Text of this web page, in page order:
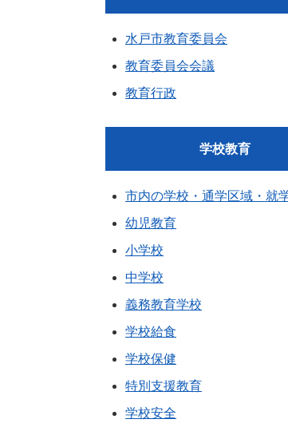
水戸市教育委員会
教育委員会会議
教育行政
学校教育
市内の学校・通学区域・就
幼児教育
小学校
中学校
義務教育学校
学校給食
学校保健
特別支援教育
学校安全